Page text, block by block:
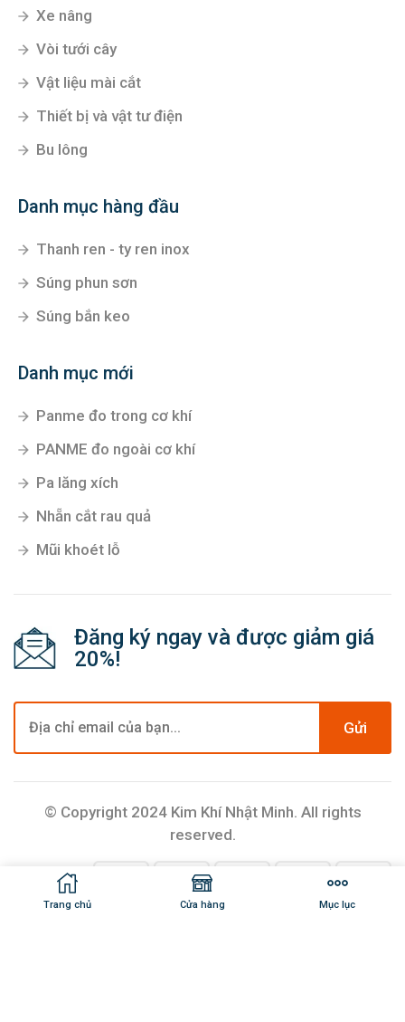
Trang chủ Cửa hàng Mục lục
Xe nâng
Vòi tưới cây
Vật liệu mài cắt
Thiết bị và vật tư điện
Bu lông
Danh mục hàng đầu
Thanh ren - ty ren inox
Súng phun sơn
Súng bắn keo
Danh mục mới
Panme đo trong cơ khí
PANME đo ngoài cơ khí
Pa lăng xích
Nhẵn cắt rau quả
Mũi khoét lỗ
Đăng ký ngay và được giảm giá
20%!
Gửi
© Copyright 2024 Kim Khí Nhật Minh. All rights
reserved.